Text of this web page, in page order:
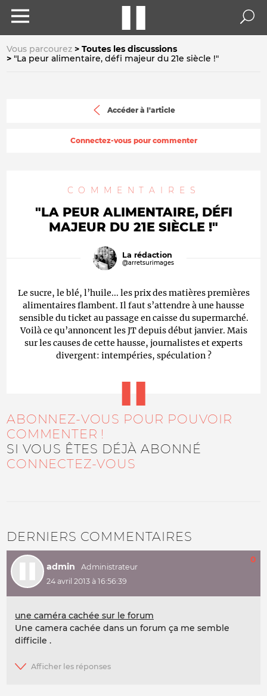
Vous parcourez
Toutes les discussions
"La peur alimentaire, défi majeur du 21e siècle !"
Accéder à l'article
Connectez-vous pour commenter
COMMENTAIRES
"LA PEUR ALIMENTAIRE, DÉFI
MAJEUR DU 21E SIÈCLE !"
La rédaction
@arretsurimages
Le sucre, le blé, l’huile... les prix des matières premières
alimentaires flambent. Il faut s’attendre à une hausse
sensible du ticket au passage en caisse du supermarché.
Voilà ce qu’annoncent les JT depuis début janvier. Mais
sur les causes de cette hausse, journalistes et experts
divergent: intempéries, spéculation ?
ABONNEZ-VOUS POUR POUVOIR
COMMENTER !
SI VOUS ÊTES DÉJÀ ABONNÉ
CONNECTEZ-VOUS
DERNIERS COMMENTAIRES
admin
24 avril 2013 à 16:56:39
0
une caméra cachée sur le forum
Une camera cachée dans un forum ça me semble
difficile .